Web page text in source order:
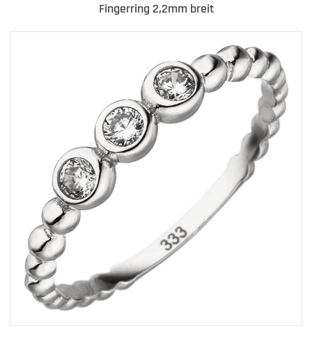
Fingerring 2,2mm breit